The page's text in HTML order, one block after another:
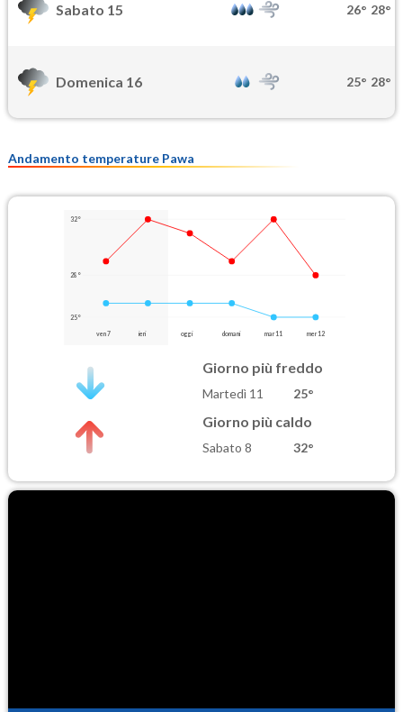
Sabato 15 26° 28°
Domenica 16 25° 28°
Andamento temperature Pawa
32°
28°
25°
ven 7 ieri oggi domani mar 11 mer 12
Giorno più freddo
Martedì 11 25°
Giorno più caldo
Sabato 8 32°